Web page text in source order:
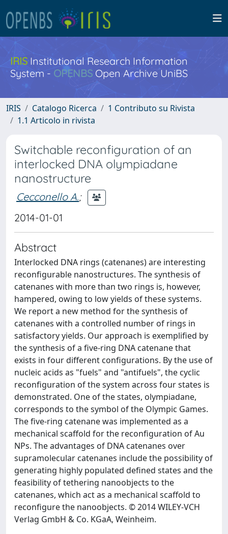
IRISInstitutional Research Information
System - OPENBS Open Archive UniBS
IRIS Catalogo Ricerca
1 Contributo su Rivista
1.1 Articolo in rivista
Switchable reconfiguration of an
interlocked DNA olympiadane
nanostructure
Cecconello A.;
2014-01-01
Abstract
Interlocked DNA rings (catenanes) are interesting
reconfigurable nanostructures. The synthesis of
catenanes with more than two rings is, however,
hampered, owing to low yields of these systems.
We report a new method for the synthesis of
catenanes with a controlled number of rings in
satisfactory yields. Our approach is exemplified by
the synthesis of a five-ring DNA catenane that
exists in four different configurations. By the use of
nucleic acids as "fuels" and "antifuels", the cyclic
reconfiguration of the system across four states is
demonstrated. One of the states, olympiadane,
corresponds to the symbol of the Olympic Games.
The five-ring catenane was implemented as a
mechanical scaffold for the reconfiguration of Au
NPs. The advantages of DNA catenanes over
supramolecular catenanes include the possibility of
generating highly populated defined states and the
feasibility of tethering nanoobjects to the
catenanes, which act as a mechanical scaffold to
reconfigure the nanoobjects. © 2014 WILEY-VCH
Verlag GmbH & Co. KGaA, Weinheim.